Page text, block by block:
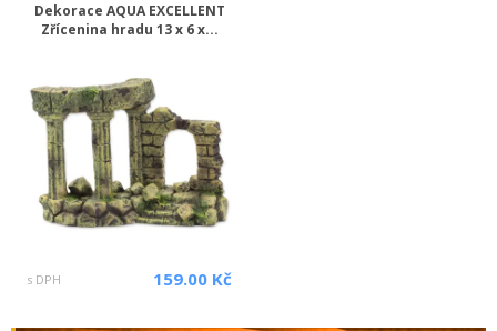
Dekorace AQUA EXCELLENT
Zřícenina hradu 13 x 6 x...
s DPH 159.00 Kč